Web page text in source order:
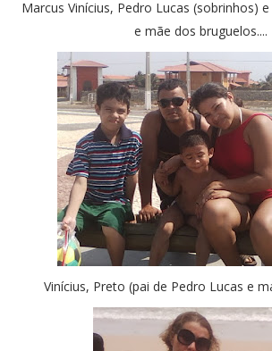
Marcus Vinícius, Pedro Lucas (sobrinhos)
e mãe dos bruguelos....
Vinícius, Preto (pai de Pedro Lucas e